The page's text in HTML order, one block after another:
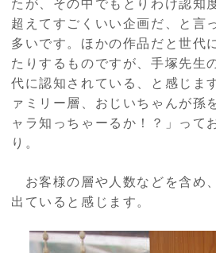
たが、その中でもとりわけ認知
超えてすごくいい企画だ、と言
多いです。ほかの作品だと世代
たりするものですが、手塚先生
代に認知されている、と感じま
ァミリー層、おじいちゃんが孫
ャラ知っちゃーるか！？」って
り。
お客様の層や人数などを含め
出ていると感じます。